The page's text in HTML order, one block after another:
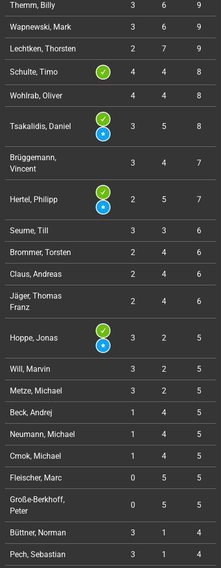
Themm, Billy 3 6 9
Wapnewski, Mark 3 6 9
Lechtken, Thorsten 2 7 9
Schulte, Timo 4 4 8
Wohlrab, Oliver 4 4 8
Tsakalidis, Daniel 3 5 8
Brüggemann,
Vincent
3 4 7
Hertel, Philipp 2 5 7
Seume, Till 3 3 6
Brommer, Torsten 2 4 6
Claus, Andreas 2 4 6
Jäger, Thomas
Franz
2 4 6
Hoppe, Jonas 3 2 5
Will, Marvin 3 2 5
Metze, Michael 3 2 5
Beck, Andrej 1 4 5
Neumann, Michael 1 4 5
Cmok, Michael 1 4 5
Fleischer, Marc 0 5 5
Große-Berkhoff,
Peter
0 5 5
Büttner, Norman 3 1 4
Pech, Sebastian 3 1 4